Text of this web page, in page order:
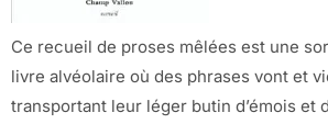
Ce recueil de proses mêlées est une
livre alvéolaire où des phrases vont et
transportant leur léger butin d’émois et